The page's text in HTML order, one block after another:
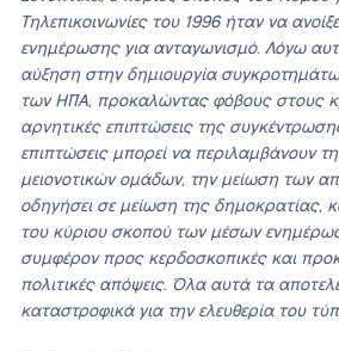
Τηλεπικοινωνίες του 1996 ήταν να
ενημέρωσης για ανταγωνισμό. Λόγω
αύξηση στην δημιουργία
των ΗΠΑ, προκαλώντας φόβους στους
αρνητικές επιπτώσεις της
επιπτώσεις μπορεί να περιλαμβάνουν
μειονοτικών ομάδων, την μείωση των
οδηγήσει σε μείωση της δημοκρατίας,
του κύριου σκοπού των μέσων
συμφέρον προς κερδοσκοπικές και
πολιτικές απόψεις. Όλα αυτά τα
καταστροφικά για την ελευθερία του